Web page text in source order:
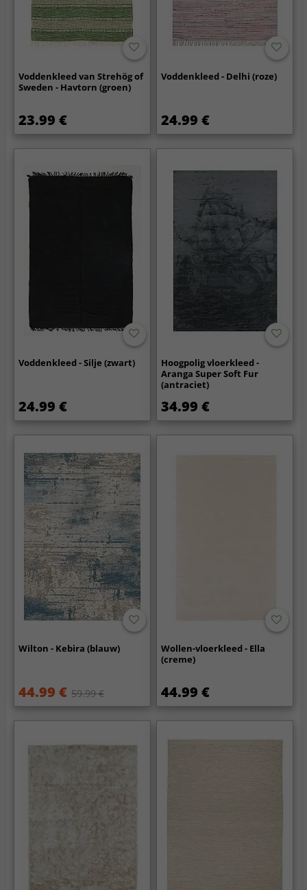
Voddenkleed van Strehög of
Sweden - Havtorn (groen)
23.99 €
Voddenkleed - Delhi (roze)
24.99 €
Voddenkleed - Silje (zwart)
24.99 €
Hoogpolig vloerkleed -
Aranga Super Soft Fur
(antraciet)
34.99 €
Wilton - Kebira (blauw)
44.99 € 59.99 €
Wollen-vloerkleed - Ella
(creme)
44.99 €